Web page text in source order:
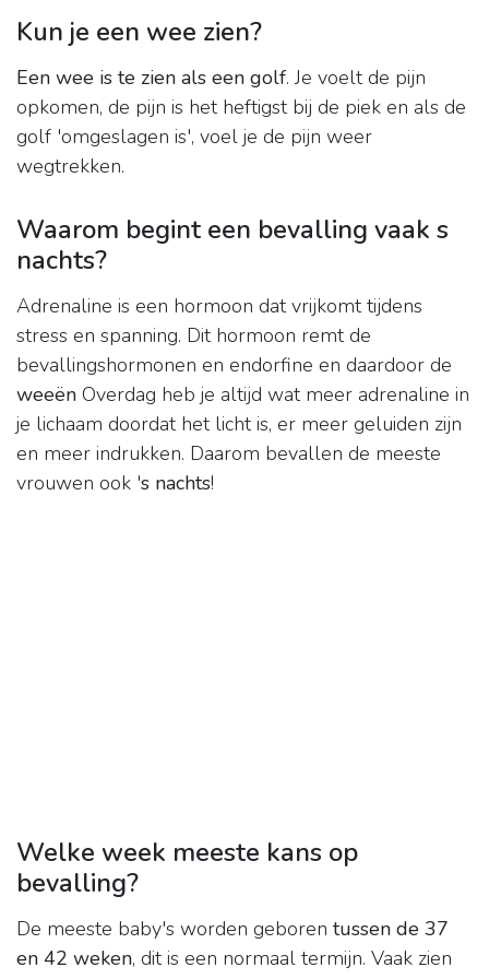
Kun je een wee zien?
Een wee is te zien als een golf. Je voelt de pijn
opkomen, de pijn is het heftigst bij de piek en als de
golf 'omgeslagen is', voel je de pijn weer
wegtrekken.
Waarom begint een bevalling vaak s
nachts?
Adrenaline is een hormoon dat vrijkomt tijdens
stress en spanning. Dit hormoon remt de
bevallingshormonen en endorfine en daardoor de
weeën Overdag heb je altijd wat meer adrenaline in
je lichaam doordat het licht is, er meer geluiden zijn
en meer indrukken. Daarom bevallen de meeste
vrouwen ook 's nachts!
Welke week meeste kans op
bevalling?
De meeste baby's worden geboren tussen de 37
en 42 weken, dit is een normaal termijn. Vaak zien